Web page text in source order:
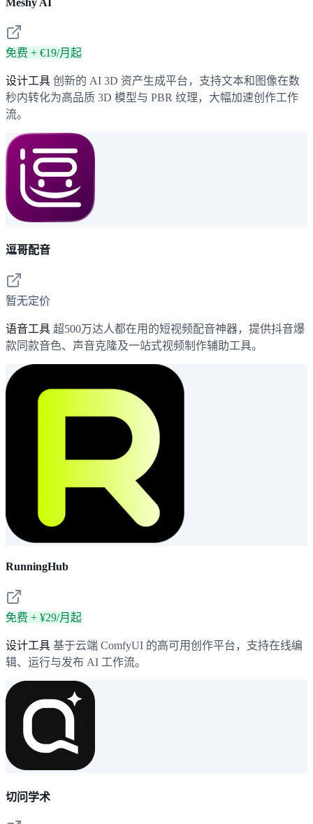
Meshy AI
免费 + €19/月起
设计工具 创新的 AI 3D 资产生成平台，支持文本和图像在数
秒内转化为高品质 3D 模型与 PBR 纹理，大幅加速创作工作
流。
逗哥配音
暂无定价
语音工具 超500万达人都在用的短视频配音神器，提供抖音爆
款同款音色、声音克隆及一站式视频制作辅助工具。
RunningHub
免费 + ¥29/月起
设计工具 基于云端 ComfyUI 的高可用创作平台，支持在线编
辑、运行与发布 AI 工作流。
切问学术